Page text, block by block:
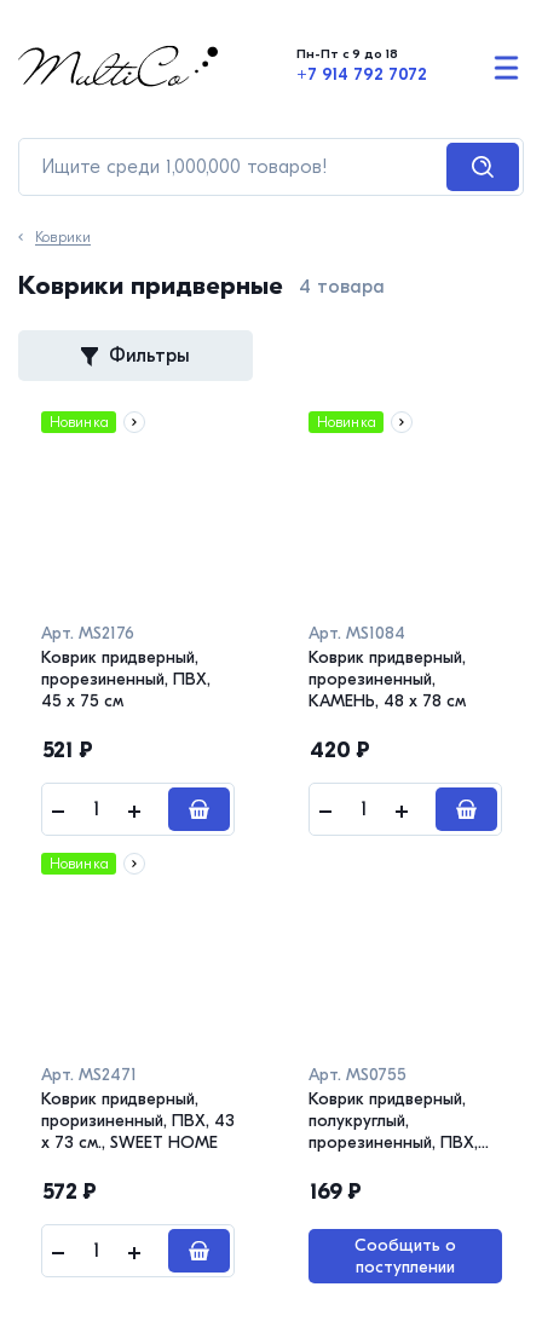
Пн-Пт с 9 до 18
+7 914 792 7072
Коврики
Коврики придверные 4 товара
Фильтры
Новинка
Арт. MS2176
Коврик придверный,
прорезиненный, ПВХ,
45 х 75 см
521 ₽
Новинка
Арт. MS1084
Коврик придверный,
прорезиненный,
КАМЕНЬ, 48 х 78 см
420 ₽
Новинка
Арт. MS2471
Коврик придверный,
проризиненный, ПВХ, 43
х 73 см., SWEET HOME
572 ₽
Арт. MS0755
Коврик придверный,
полукруглый,
прорезиненный, ПВХ,
169₽
Сообщить о
поступлении